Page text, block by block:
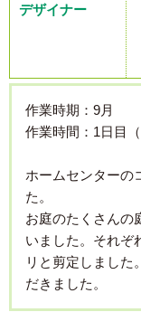
デザイナー
作業時期：9月
作業時間：1日目
ホームセンターの
た。
お庭のたくさんの
いました。それぞ
リと剪定しました
だきました。